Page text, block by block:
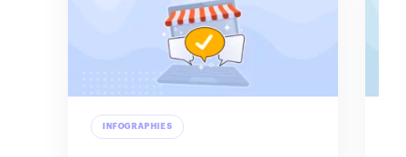
INFOGRAPHIES